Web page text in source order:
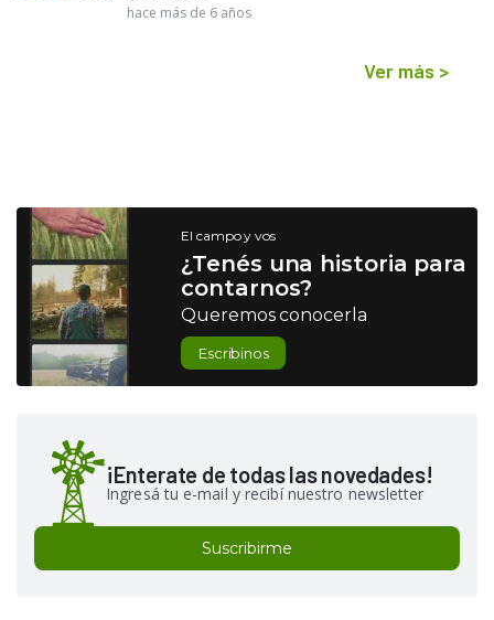
hace más de 6 años
Ver más >
El campo y vos
¿Tenés una historia para
contarnos?
Queremos conocerla
Escribinos
¡Enterate de todas las novedades!
Ingresá tu e-mail y recibí nuestro newsletter
Suscribirme